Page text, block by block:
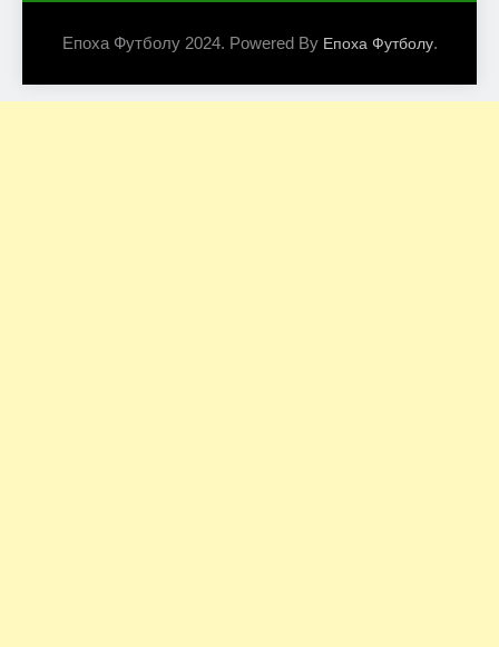
Епоха Футболу 2024. Powered By Епоха Футболу.